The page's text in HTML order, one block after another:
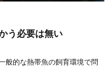
う必要は無い
般的な熱帯魚の飼育環境で問